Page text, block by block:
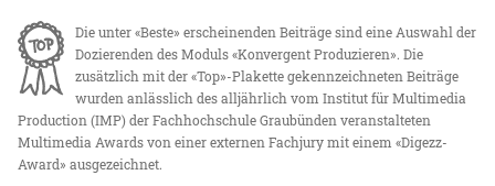
Die unter «Beste» erscheinenden Beiträge sind eine Auswahl der
Dozierenden des Moduls «Konvergent Produzieren». Die
zusätzlich mit der «Top»-Plakette gekennzeichneten Beiträge
wurden anlässlich des alljährlich vom Institut für Multimedia
Production (IMP) der Fachhochschule Graubünden veranstalteten
Multimedia Awards von einer externen Fachjury mit einem «Digezz-
Award» ausgezeichnet.